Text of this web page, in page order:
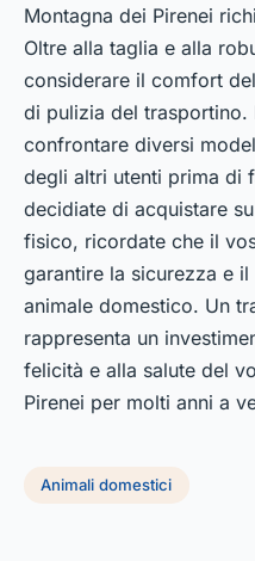
Montagna dei Pirenei
Oltre alla taglia e alla
considerare il comfort
di pulizia del trasportino.
confrontare diversi
degli altri utenti prima di
decidiate di acquistare
fisico, ricordate che il
garantire la sicurezza e
animale domestico. Un
rappresenta un
felicità e alla salute del
Pirenei per molti anni a
Animali domestici